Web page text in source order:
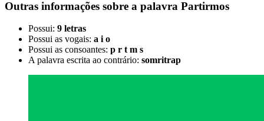
Outras informações sobre a palavra Partirmos
Possui: 9 letras
Possui as vogais: a i o
Possui as consoantes: p r t m s
A palavra escrita ao contrário: somritrap